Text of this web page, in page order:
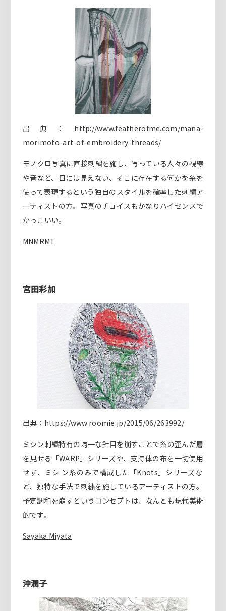
出典：http://www.featherofme.com/mana-
morimoto-art-of-embroidery-threads/
モノクロ写真に直接刺繍を施し、写っている人々の視線
や音など、目には見えない、そこに存在する何かを糸を
使って表現するという独自のスタイルを確率した刺繍ア
ーティストの方。写真のチョイスもかなりハイセンスで
かっこいい。
MNMRMT
宮田彩加
出典：https://www.roomie.jp/2015/06/263992/
ミシン刺繍特有の均一な針目を崩すことで糸の歪んだ層
を見せる「WARP」シリーズや、支持体の布を一切使用
せず、ミシ ン糸のみで構成した「Knots」シリーズな
ど、独特な手法で刺繍を施しているアーティストの方。
予定調和を崩すというコンセプトは、なんとも現代美術
的です。
Sayaka Miyata
沖潤子